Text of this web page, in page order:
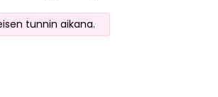
tunnin aikana.